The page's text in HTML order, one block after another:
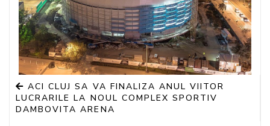
ACI CLUJ SA VA FINALIZA ANUL VIITOR
LUCRARILE LA NOUL COMPLEX SPORTIV
DAMBOVITA ARENA